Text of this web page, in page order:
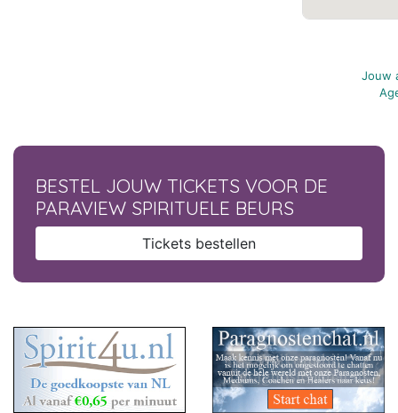
Jouw
BESTEL JOUW TICKETS VOOR DE
PARAVIEW SPIRITUELE BEURS
Tickets bestellen